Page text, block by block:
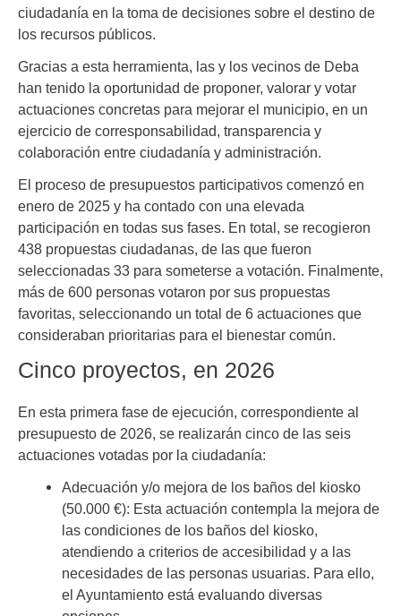
ciudadanía en la toma de decisiones sobre el destino de
los recursos públicos.
Gracias a esta herramienta, las y los vecinos de Deba
han tenido la oportunidad de proponer, valorar y votar
actuaciones concretas para mejorar el municipio, en un
ejercicio de corresponsabilidad, transparencia y
colaboración entre ciudadanía y administración.
El proceso de presupuestos participativos comenzó en
enero de 2025 y ha contado con una elevada
participación en todas sus fases. En total, se recogieron
438 propuestas ciudadanas, de las que fueron
seleccionadas 33 para someterse a votación. Finalmente,
más de 600 personas votaron por sus propuestas
favoritas, seleccionando un total de 6 actuaciones que
consideraban prioritarias para el bienestar común.
Cinco proyectos, en 2026
En esta primera fase de ejecución, correspondiente al
presupuesto de 2026, se realizarán cinco de las seis
actuaciones votadas por la ciudadanía:
Adecuación y/o mejora de los baños del kiosko
(50.000 €): Esta actuación contempla la mejora de
las condiciones de los baños del kiosko,
atendiendo a criterios de accesibilidad y a las
necesidades de las personas usuarias. Para ello,
el Ayuntamiento está evaluando diversas